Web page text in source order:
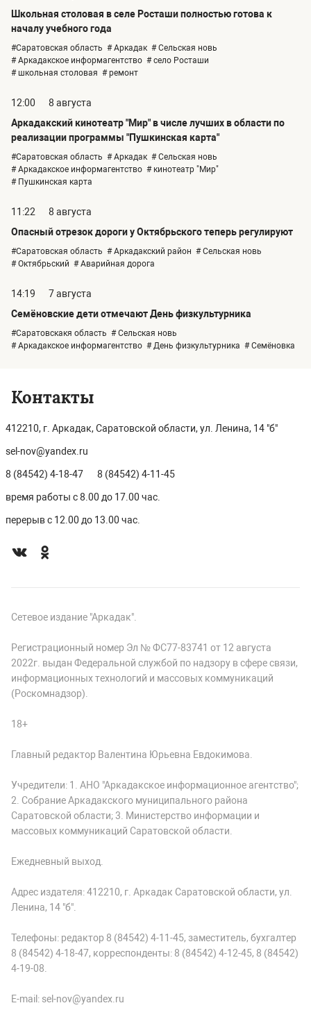
Школьная столовая в селе Росташи полностью готова к
началу учебного года
#Саратовская область # Аркадак # Сельская новь
# Аркадакское информагентство # село Росташи
# школьная столовая # ремонт
12:00
8 августа
Аркадакский кинотеатр "Мир" в числе лучших в области по
реализации программы "Пушкинская карта"
#Саратовская область # Аркадак # Сельская новь
# Аркадакское информагентство # кинотеатр "Мир"
# Пушкинская карта
11:22
8 августа
Опасный отрезок дороги у Октябрьского теперь регулируют
#Саратовская область # Аркадакский район # Сельская новь
# Октябрьский # Аварийная дорога
14:19
7 августа
Семёновские дети отмечают День физкультурника
#Саратовскакя область # Сельская новь
# Аркадакское информагентство # День физкультурника # Семёновка
Контакты
412210, г. Аркадак, Саратовской области, ул. Ленина, 14 "б"
sel-nov@yandex.ru
8 (84542) 4-18-47 8 (84542) 4-11-45
время работы с 8.00 до 17.00 час.
перерыв с 12.00 до 13.00 час.
Сетевое издание "Аркадак".
Регистрационный номер Эл № ФС77-83741 от 12 августа
2022г. выдан Федеральной службой по надзору в сфере связи,
информационных технологий и массовых коммуникаций
(Роскомнадзор).
18+
Главный редактор Валентина Юрьевна Евдокимова.
Учредители: 1. АНО "Аркадакское информационное агентство";
2. Собрание Аркадакского муниципального района
Саратовской области; 3. Министерство информации и
массовых коммуникаций Саратовской области.
Ежедневный выход.
Адрес издателя: 412210, г. Аркадак Саратовской области, ул.
Ленина, 14 "б".
Телефоны: редактор 8 (84542) 4-11-45, заместитель, бухгалтер
8 (84542) 4-18-47, корреспонденты: 8 (84542) 4-12-45, 8 (84542)
4-19-08.
E-mail: sel-nov@yandex.ru